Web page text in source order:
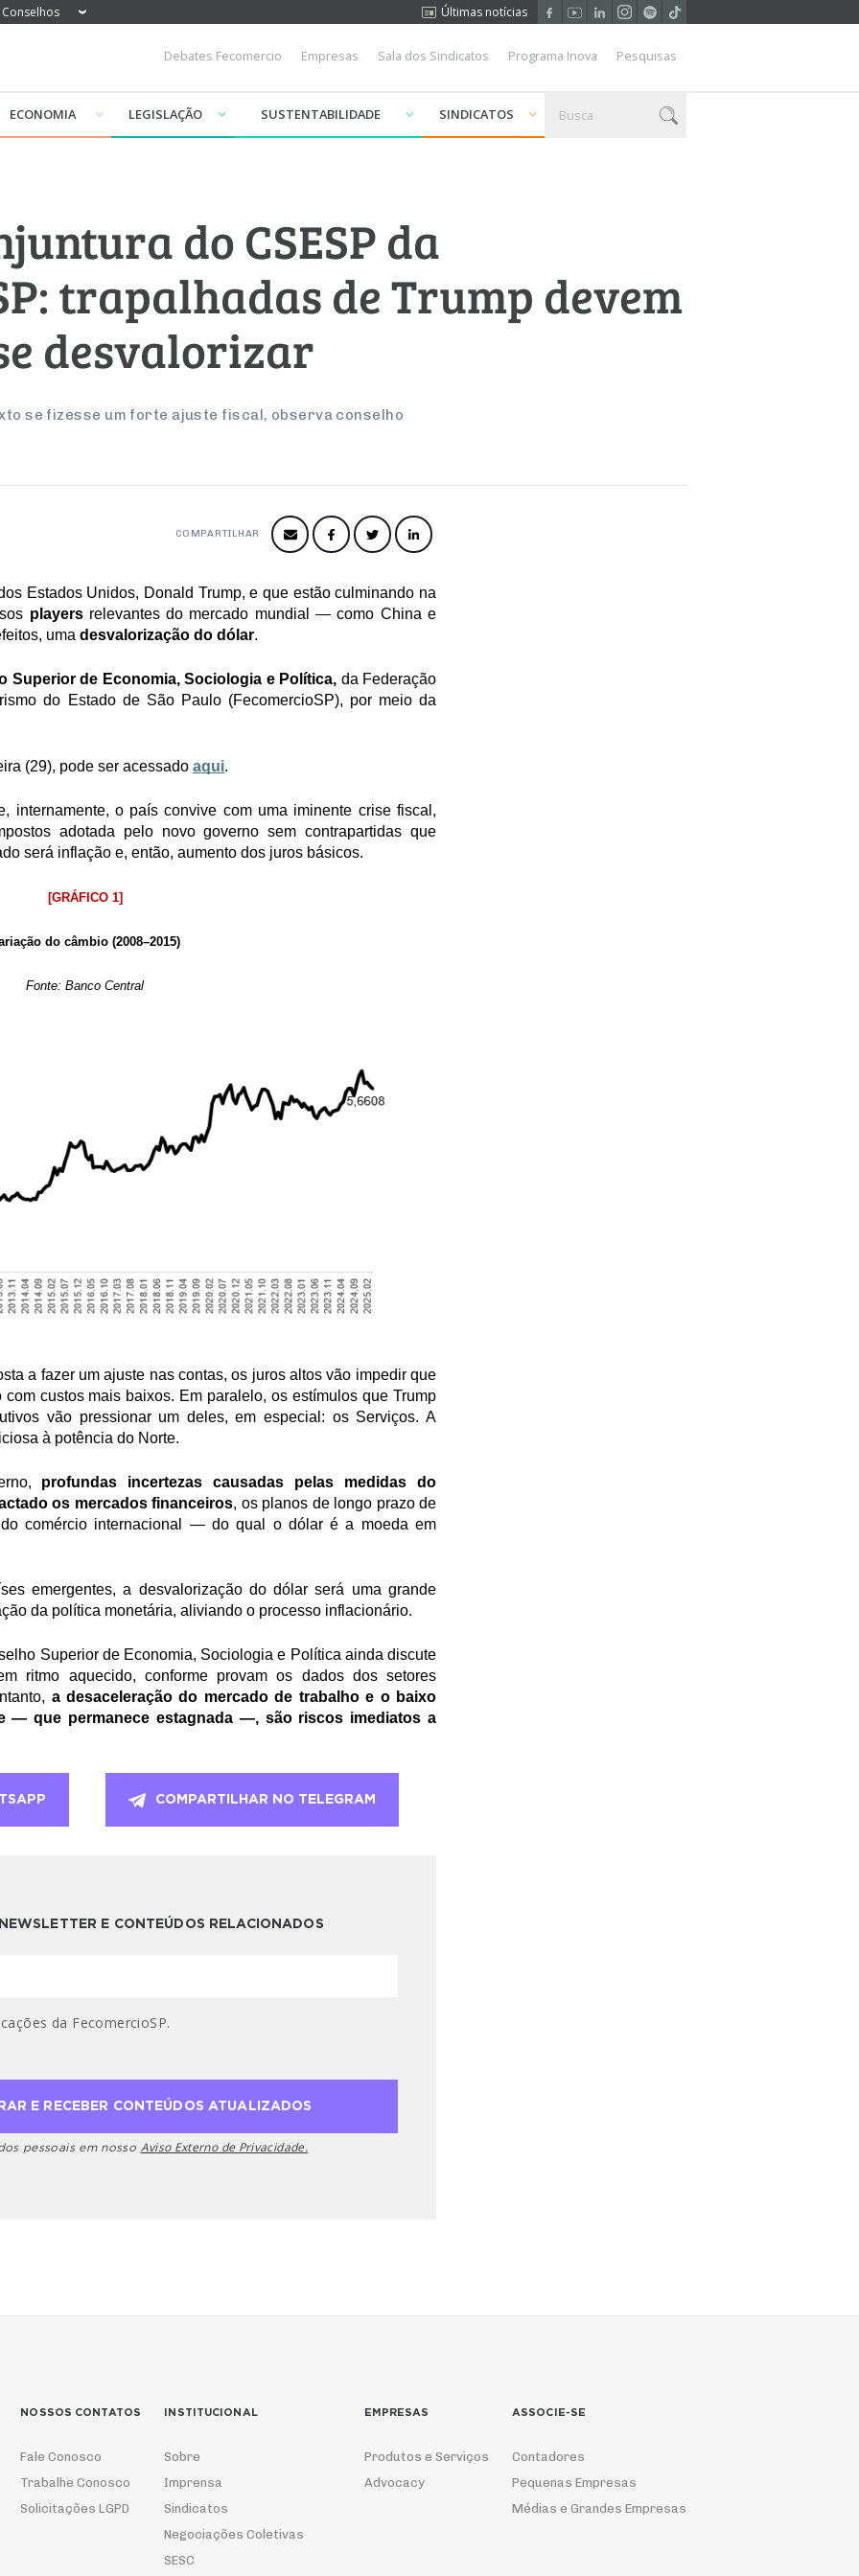
Conselhos Últimas notícias
Debates Fecomercio Empresas Sala dos Sindicatos Programa Inova Pesquisas
ECONOMIA LEGISLAÇÃO SUSTENTABILIDADE SINDICATOS
do CSESP da
trapalhadas de Trump devem
desvalorizar
se fizesse um forte ajuste fiscal, observa conselho
COMPARTILHAR
Estados Unidos, Donald Trump, e que estão culminando na
players relevantes do mercado mundial — como China e
uma desvalorização do dólar.
Superior de Economia, Sociologia e Política, da Federação
do Estado de São Paulo (FecomercioSP), por meio da
(29), pode ser acessado aqui.
internamente, o país convive com uma iminente crise fiscal,
adotada pelo novo governo sem contrapartidas que
será inflação e, então, aumento dos juros básicos.
[GRÁFICO 1]
do câmbio (2008–2015)
Fonte: Banco Central
a fazer um ajuste nas contas, os juros altos vão impedir que
custos mais baixos. Em paralelo, os estímulos que Trump
vão pressionar um deles, em especial: os Serviços. A
à potência do Norte.
profundas incertezas causadas pelas medidas do
os mercados financeiros, os planos de longo prazo de
comércio internacional — do qual o dólar é a moeda em
emergentes, a desvalorização do dólar será uma grande
da política monetária, aliviando o processo inflacionário.
Superior de Economia, Sociologia e Política ainda discute
ritmo aquecido, conforme provam os dados dos setores
a desaceleração do mercado de trabalho e o baixo
— que permanece estagnada —, são riscos imediatos a
COMPARTILHAR NO TELEGRAM
E CONTEÚDOS RELACIONADOS
da FecomercioSP.
pessoais em nosso Aviso Externo de Privacidade.
NOSSOS CONTATOS
Fale Conosco
Trabalhe Conosco
Solicitações LGPD
INSTITUCIONAL
Sobre
Imprensa
Sindicatos
Negociações Coletivas
SESC
EMPRESAS
Produtos e Serviços
Advocacy
ASSOCIE-SE
Contadores
Pequenas Empresas
Médias e Grandes Empresas